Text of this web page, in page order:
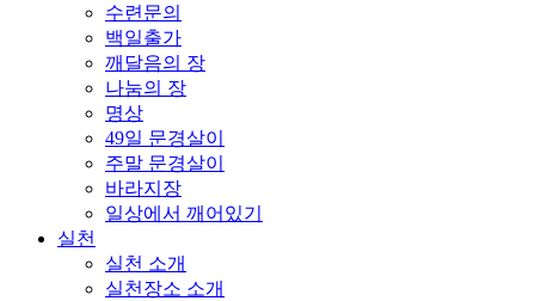
수련문의
백일출가
깨달음의 장
나눔의 장
명상
49일 문경살이
주말 문경살이
바라지장
일상에서 깨어있기
실천
실천 소개
실천장소 소개